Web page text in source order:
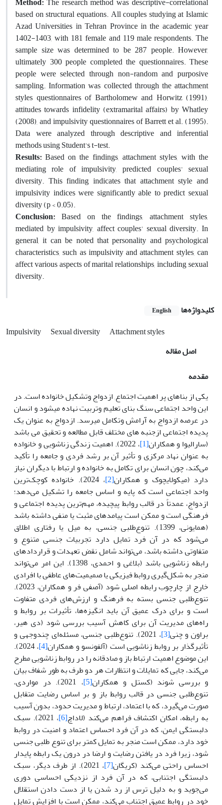
based on structural equations. All couples studying at Islamic
Azad Universities in Tehran Province in the academic year
1402-1403, with 181 female and 119 male respondents. The
sample size was determined to be 287 people. However,
ultimately 300 people completed the questionnaires. These
people were selected through non-random and purposive
sampling. Information was collected through the attachment
styles questionnaires of Bartholomew and Horwitz (1991),
attitudes towards infidelity (extramarital affairs) by Whatley
(2008), and impulsivity questionnaires of Barrett et al. (1995).
Data were analyzed through descriptive and inferential
methods using Student's t-test.
Results: Based on the findings, attachment styles, with the
mediating role of impulsivity, predicted couples' sexual
diversity. This finding indicates that attachment style and
impulsivity indices were significantly able to predict sexual
diversity (p < 0.05).
Conclusion: Based on the findings, attachment styles,
mediated by impulsivity, affect couples' sexual diversity. In
general, it can be noted that personality and psychological
characteristics, such as impulsivity and attachment styles, can
affect various aspects of marital relationships, including sexual
diversity.
کلیدواژه‌ها English
Impulsivity Sexual diversity
Attachment styles
اصل مقاله
مقدمه
یکی از بناهای پر اهمیت اجتماع, ازدواج وتشکیل خانواده است. در
این واحد اجتماعی سنگ بنای تعلیم وتربیت نهاده می­­شود و انسان
در عرصه ازدواج به آرامش وتکامل میرسد. ازدواج به عنوان یک
پدیده اجتماعی ازجنبه های مختلف قابل مطالعه و تحقیق می باشد
(سارالیوا و همکاران[1]
، 2022). اهمیت زندگی زناشویی و خانواده
به عنوان نهاد مرکزی و تأثیر آن بر رشد فردی و جامعه را تأکید
می‌کند، چون انسان برای تکامل به خانواده و ارتباط با دیگران نیاز
دارد (میکولایچوک و همکاران[2]
، 2024). خانواده کوچک‌ترین
واحد اجتماعی است که پایه و اساس جامعه را تشکیل می‌دهد؛
ازدواج، عمدتاً در قالب روابط پیچیده، مهم‌ترین پدیده اجتماعی و
فرهنگی است و ممکن است پیامدهای مثبت یا منفی داشته باشد
(همایونی، 1399). تنوع‌طلبی جنسی، به میل یا رفتاری اطلاق
می‌شود که در آن فرد تمایل دارد تجربیات جنسی متنوع و
متفاوتی داشته باشد، می‌تواند شامل نقض تعهدات و قراردادهای
رابطه زناشویی باشد (بلاغی و احمدی، 1398). این امر می‌تواند
منجر به شکل‌گیری روابط فیزیکی یا صمیمیت‌های عاطفی با افرادی
خارج از چارچوب رابطه اصلی شود (آصفی فر و همکاران، 2023).
تنوع‌طلبی جنسی بسته به فرهنگ و ارزش‌های فردی متفاوت
است و برای درک عمیق آن باید انگیزه‌ها، تأثیرات بر روابط و
راه‌های مدیریت آن برای کاهش آسیب بررسی شود (دی هیر،
براون و چنی[3]
، 2021). تنوع‌طلبی جنسی، مسئله‌ای چندوجهی و
تأثیرگذار بر روابط زناشویی است (آلفونسو و همکاران[4]
، 2024).
این موضوع اهمیت ارتباط باز و صادقانه را در روابط زناشویی مطرح
می‌کند، جایی که تمایلات و انتظارات هر دو طرف به طور شفاف بیان
و بررسی شوند (کستل و همکاران[5]
، 2021). در مواردی،
تنوع‌طلبی جنسی در قالب روابط باز و بر اساس رضایت متقابل
صورت می‌گیرد، که با اعتماد، ارتباط و مدیریت حدود، بدون آسیب
به رابطه، امکان اکتشاف فراهم می‌کند (لاداچ[6]
، 2021). سبک
دلبستگی ایمن، که در آن فرد احساس اعتماد و امنیت در روابط
خود دارد، ممکن است منجر به تمایل کمتر برای تنوع طلبی جنسی
شود، زیرا فرد در یافتن رضایت و ارضا در درون یک رابطه پایدار
احساس راحتی می‌کند (کریگان[7]
، 2021). از طرف دیگر، سبک
دلبستگی اجتنابی، که در آن فرد از نزدیکی احساسی دوری
می‌جوید و به دلیل ترس از رد شدن یا از دست دادن استقلال
خود در روابط عمیق اجتناب می‌کند، ممکن است با افزایش تمایل